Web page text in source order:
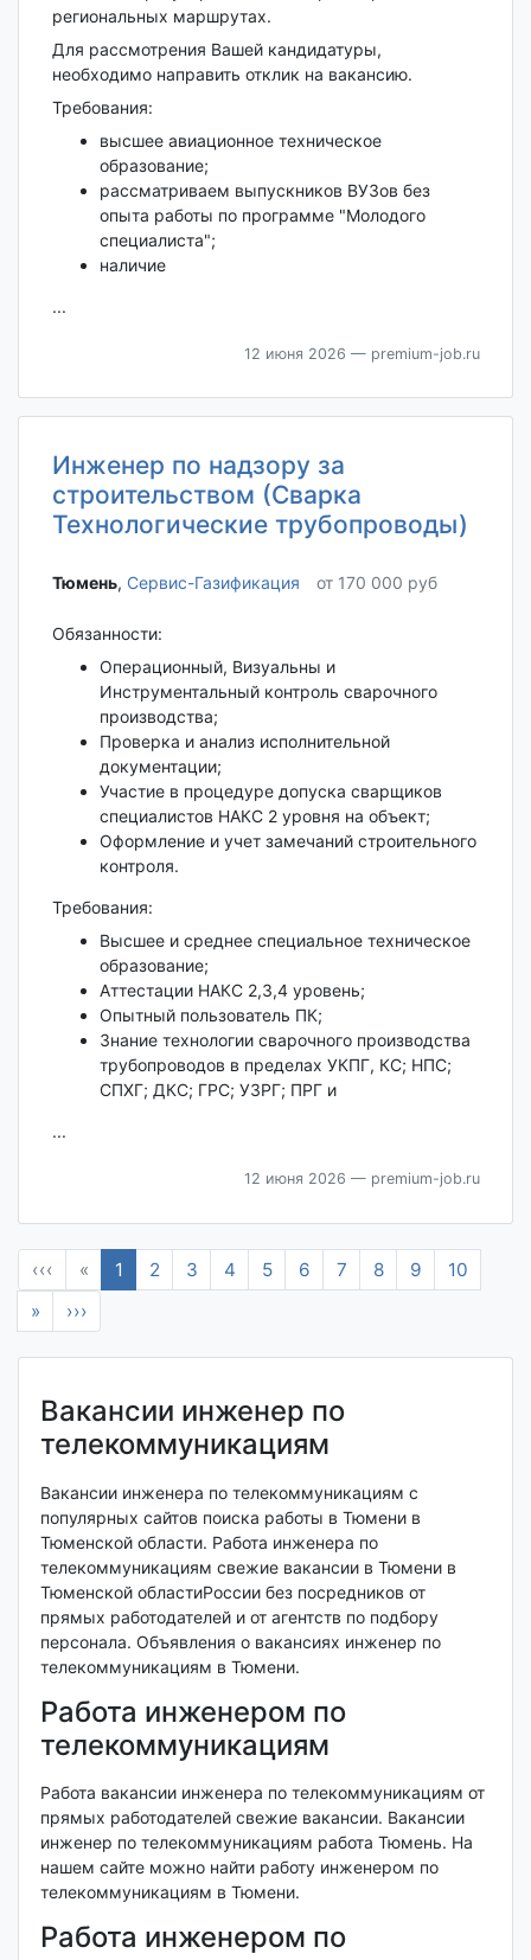
региональных маршрутах.
Для рассмотрения Вашей кандидатуры,
необходимо направить отклик на вакансию.
Требования:
высшее авиационное техническое
образование;
рассматриваем выпускников ВУЗов без
опыта работы по программе "Молодого
специалиста";
наличие
...
12 июня 2026 — premium-job.ru
Инженер по надзору за
строительством (Сварка
Технологические трубопроводы)
Тюмень‎, Сервис-Газификация от 170 000 руб
Обязанности:
Операционный, Визуальны и
Инструментальный контроль сварочного
производства;
Проверка и анализ исполнительной
документации;
Участие в процедуре допуска сварщиков
специалистов НАКС 2 уровня на объект;
Оформление и учет замечаний строительного
контроля.
Требования:
Высшее и среднее специальное техническое
образование;
Аттестации НАКС 2,3,4 уровень;
Опытный пользователь ПК;
Знание технологии сварочного производства
трубопроводов в пределах УКПГ, КС; НПС;
СПХГ; ДКС; ГРС; УЗРГ; ПРГ и
...
12 июня 2026 — premium-job.ru
‹‹‹ « 1 2 3 4 5 6 7 8 9
10
»
›››
Вакансии инженер по
телекоммуникациям
Вакансии инженера по телекоммуникациям с
популярных сайтов поиска работы в Тюмени в
Тюменской области. Работа инженера по
телекоммуникациям свежие вакансии в Тюмени в
Тюменской областиРоссии без посредников от
прямых работодателей и от агентств по подбору
персонала. Объявления о вакансиях инженер по
телекоммуникациям в Тюмени.
Работа инженером по
телекоммуникациям
Работа вакансии инженера по телекоммуникациям от
прямых работодателей свежие вакансии. Вакансии
инженер по телекоммуникациям работа Тюмень. На
нашем сайте можно найти работу инженером по
телекоммуникациям в Тюмени.
Работа инженером по